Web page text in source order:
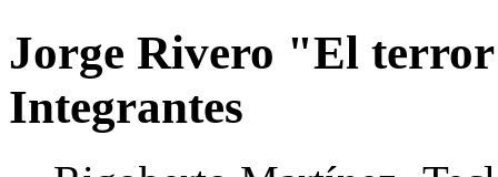
Jorge Rivero "El
Integrantes